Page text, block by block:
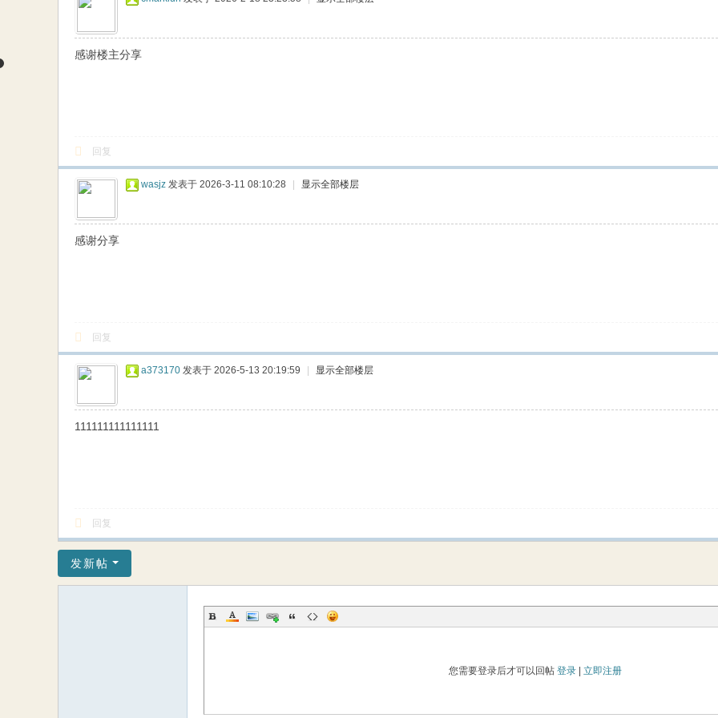
感谢楼主分享
回复
wasjz 发表于 2026-3-11 08:10:28 显示全部楼层
感谢分享
回复
a373170 发表于 2026-5-13 20:19:59 显示全部楼层
111111111111111
回复
发新帖
您需要登录后才可以回帖 登录| 立即注册